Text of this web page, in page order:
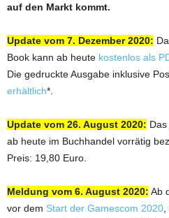
auf den Markt kommt.
Update vom 7. Dezember 2020:
Book kann ab heute kostenlos als
Die gedruckte Ausgabe inklusive
erhältlich*.
Update vom 26. August 2020:
ab heute im Buchhandel vorrätig
Preis: 19,80 Euro.
Meldung vom 6. August 2020: Ab
vor dem Start der Gamescom 2020